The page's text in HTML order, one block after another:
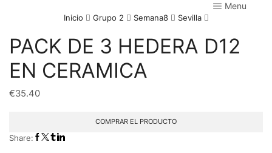
Menu
Inicio Grupo 2 Semana8 Sevilla
PACK DE 3 HEDERA D12
EN CERAMICA
€35.40
COMPRAR EL PRODUCTO
Share: